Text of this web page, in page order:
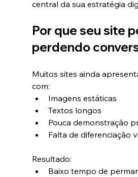
central da sua estratégia
Por que seu site
perdendo
Muitos sites ainda
com:
Imagens estáticas
Textos longos
Pouca demonstração
Falta de diferenciação
Resultado:
Baixo tempo de